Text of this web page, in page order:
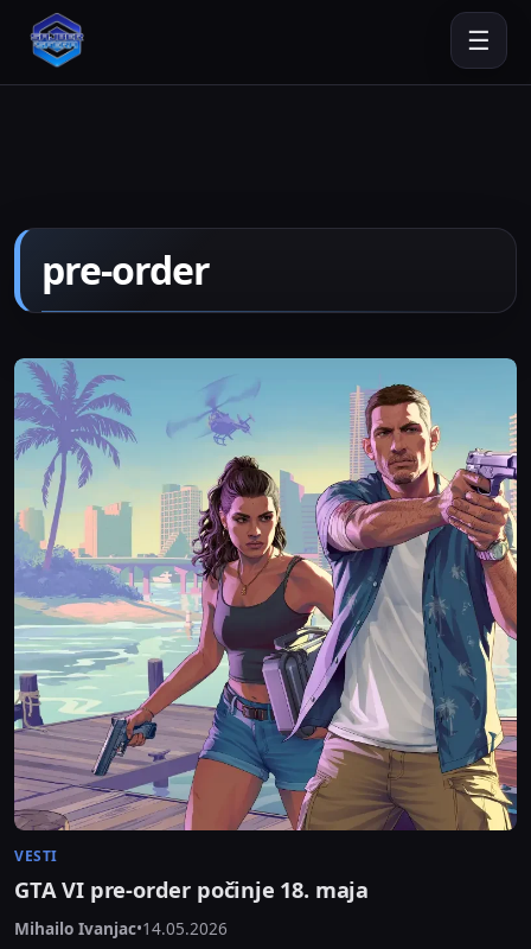
☰
pre-order
VESTI
GTA VI pre-order počinje 18. maja
Mihailo Ivanjac•14.05.2026